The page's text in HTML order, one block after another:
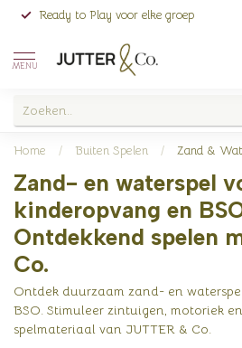
Ready to Play voor elke groep
MENU
Home / Buiten Spelen / Zand &
Zand- en waterspel
kinderopvang en BSO
Ontdekkend spelen
Co.
Ontdek duurzaam zand- en
BSO. Stimuleer zintuigen, motoriek
spelmateriaal van JUTTER & Co.